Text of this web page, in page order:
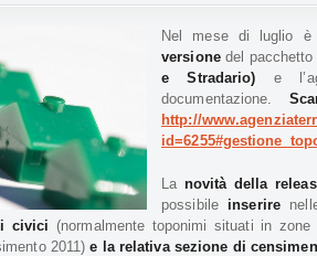
Nel mese di luglio
versionedel pacchetto
e Stradario) e
documentazione.
http://
La novità della
possibile inserire
civici (normalmente toponimi situati in
2011)e la relativa sezione di